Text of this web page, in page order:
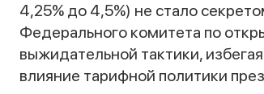
4,25% до 4,5%) не стало
Федерального комитета по
выжидательной тактики,
влияние тарифной политики